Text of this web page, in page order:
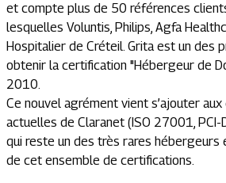
et compte plus de 50 références
lesquelles Voluntis, Philips, Agfa
Hospitalier de Créteil. Grita est un des
obtenir la certification "Hébergeur de
2010.
Ce nouvel agrément vient s’ajouter
actuelles de Claranet (ISO 27001, PCI-
qui reste un des très rares hébergeurs
de cet ensemble de certifications.